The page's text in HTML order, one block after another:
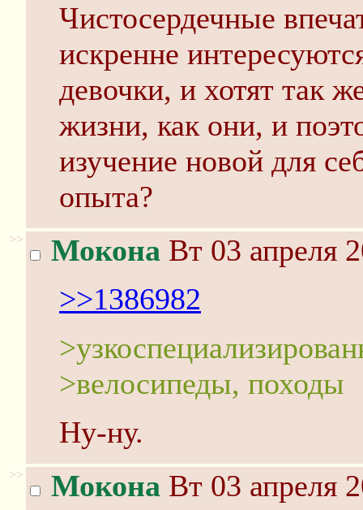
Чистосердечные
искренне
девочки, и хотят так
жизни, как они, и
изучение новой для
опыта?
>> Мокона Вт 03 апреля
>>1386982
>велосипеды, походы
Ну-ну.
>> Мокона Вт 03 апреля